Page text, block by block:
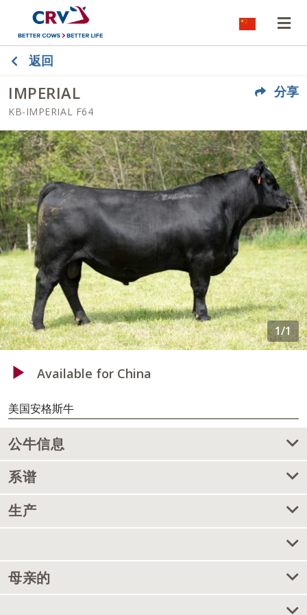
网站语言打
返回
IMPERIAL
KB-IMPERIAL F64
分享
Available for China
美国安格斯牛
公牛信息
系谱
生产
母亲的